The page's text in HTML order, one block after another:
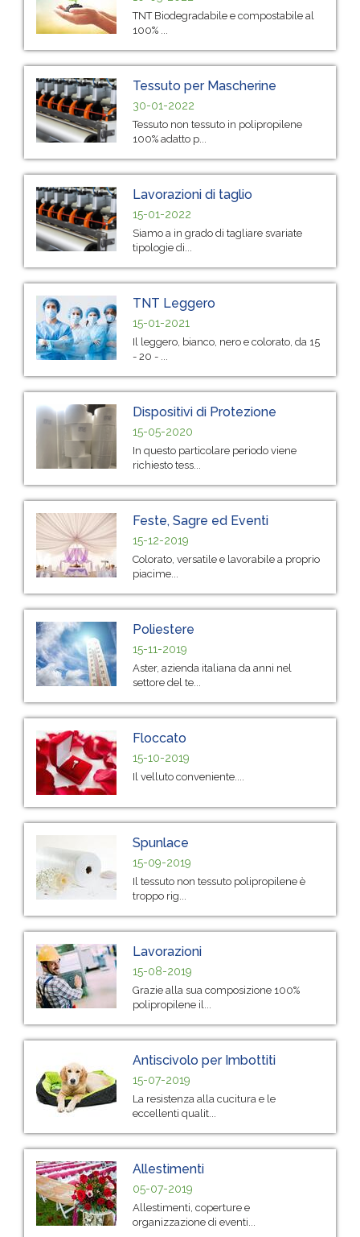
TNT Biodegradabile e compostabile al
100% ...
Tessuto per Mascherine
30-01-2022
Tessuto non tessuto in polipropilene
100% adatto p...
Lavorazioni di taglio
15-01-2022
Siamo a in grado di tagliare svariate
tipologie di...
TNT Leggero
15-01-2021
Il leggero, bianco, nero e colorato, da 15
- 20 - ...
Dispositivi di Protezione
15-05-2020
In questo particolare periodo viene
richiesto tess...
Feste, Sagre ed Eventi
15-12-2019
Colorato, versatile e lavorabile a proprio
piacime...
Poliestere
15-11-2019
Aster, azienda italiana da anni nel
settore del te...
Floccato
15-10-2019
Il velluto conveniente....
Spunlace
15-09-2019
Il tessuto non tessuto polipropilene è
troppo rig...
Lavorazioni
15-08-2019
Grazie alla sua composizione 100%
polipropilene il...
Antiscivolo per Imbottiti
15-07-2019
La resistenza alla cucitura e le
eccellenti qualit...
Allestimenti
05-07-2019
Allestimenti, coperture e
organizzazione di eventi...